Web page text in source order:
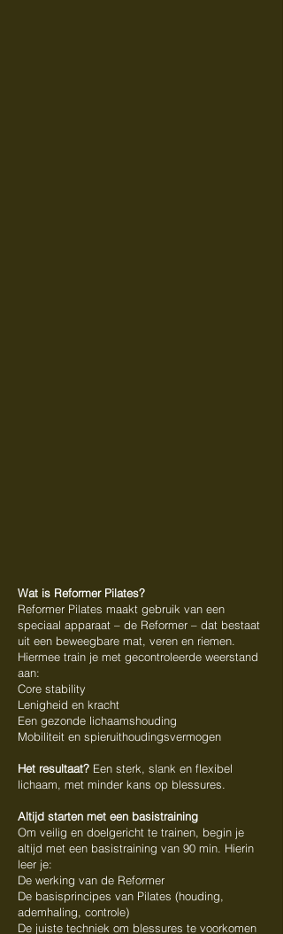
Wat is Reformer Pilates?
Reformer Pilates maakt gebruik van een
speciaal apparaat – de Reformer – dat bestaat
uit een beweegbare mat, veren en riemen.
Hiermee train je met gecontroleerde weerstand
aan:
Core stability
Lenigheid en kracht
Een gezonde lichaamshouding
Mobiliteit en spieruithoudingsvermogen
Het resultaat? Een sterk, slank en flexibel
lichaam, met minder kans op blessures.
Altijd starten met een basistraining
Om veilig en doelgericht te trainen, begin je
altijd met een basistraining van 90 min. Hierin
leer je:
De werking van de Reformer
De basisprincipes van Pilates (houding,
ademhaling, controle)
De juiste techniek om blessures te voorkomen